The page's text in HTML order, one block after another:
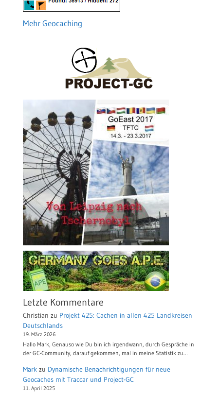
Mehr Geocaching
Letzte Kommentare
Christian zu Projekt 425: Cachen in allen 425 Landkreisen
Deutschlands
19. März 2026
Hallo Mark, Genauso wie Du bin ich irgendwann, durch Gespräche in
der GC-Community, darauf gekommen, mal in meine Statistik zu…
Mark zu Dynamische Benachrichtigungen für neue
Geocaches mit Traccar und Project-GC
11. April 2025